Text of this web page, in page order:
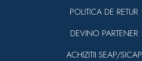
POLITICA DE RETUR
DEVINO PARTENER
ACHIZITII SEAP/SICAP